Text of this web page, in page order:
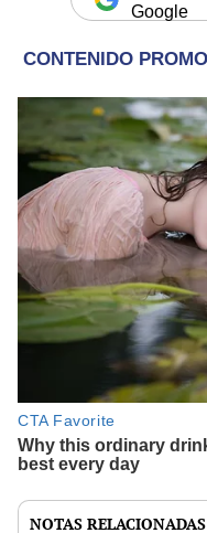
Google
NOTAS RELACIONADAS